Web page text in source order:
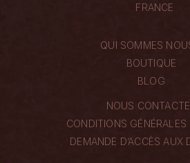
FRANCE
QUI SOMMES
BOUTIQUE
BLOG
NOUS
CONDITIONS GÉNÉRALES
DEMANDE D’ACCÈS AUX